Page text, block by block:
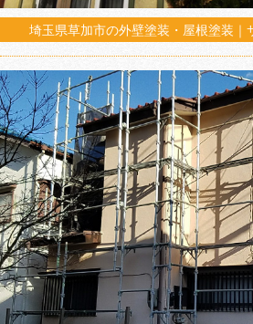
埼玉県草加市の外壁塗装・屋根塗装｜